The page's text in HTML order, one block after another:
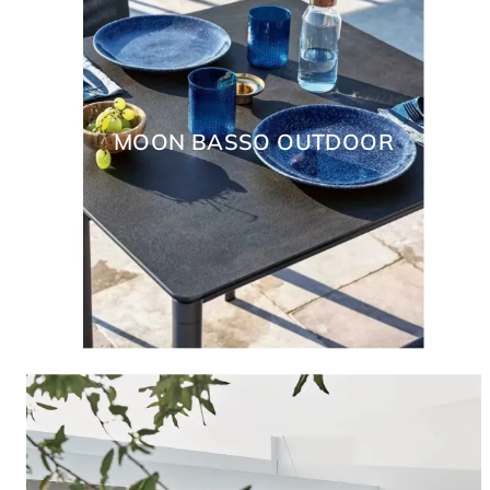
MOON BASSO OUTDOOR